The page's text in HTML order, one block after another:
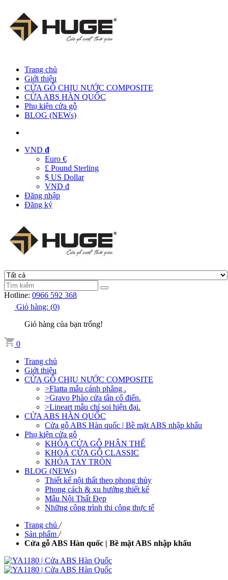
Trang chủ
Giới thiệu
CỬA GỖ CHỊU NƯỚC COMPOSITE
CỬA ABS HÀN QUỐC
Phụ kiện cửa gỗ
BLOG (NEWs)
VND đ
Euro €
£ Pound Sterling
$ US Dollar
VND đ
Đăng nhập
Đăng ký
Hotline: 0966 592 368
Giỏ hàng: (0)
Giỏ hàng của bạn trống!
0
Trang chủ
Giới thiệu
CỬA GỖ CHỊU NƯỚC COMPOSITE
>Flatta mẫu cánh phẳng .
>Gravo Phào cửa tân cổ điển.
>Lineart mẫu chỉ soi hiện đại.
CỬA ABS HÀN QUỐC
Cửa gỗ ABS Hàn quốc | Bề mặt ABS nhập khẩu
Phụ kiện cửa gỗ
KHÓA CỬA GỖ PHÂN THỂ
KHOÁ CỬA GỖ CLASSIC
KHÓA TAY TRÒN
BLOG (NEWs)
Thiết kế nội thất theo phong thủy
Phong cách & xu hướng thiết kế
Mẫu Nội Thất Đẹp
Những công trình thi công thực tế
Trang chủ /
Sản phẩm /
Cửa gỗ ABS Hàn quốc | Bề mặt ABS nhập khẩu